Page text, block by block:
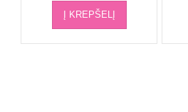
Į KREPŠELĮ